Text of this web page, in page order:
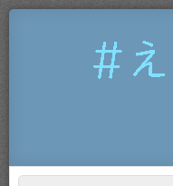
ぼ
SKIP TO CONTENT